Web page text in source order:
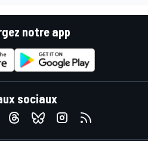
notre app
sociaux